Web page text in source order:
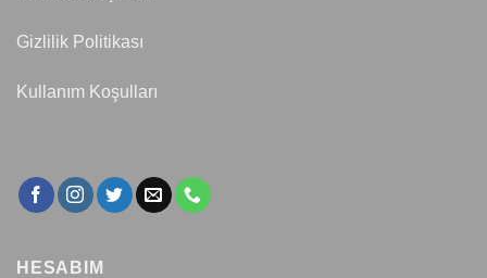
Gizlilik Politikası
Kullanım Koşulları
HESABIM